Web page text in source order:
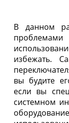
В данном
избежать.
вы будите
если вы
системном